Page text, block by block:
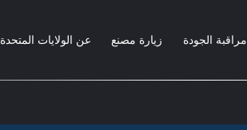
عن الولايات المتحدة زيارة مصنع مراقبة الجودة